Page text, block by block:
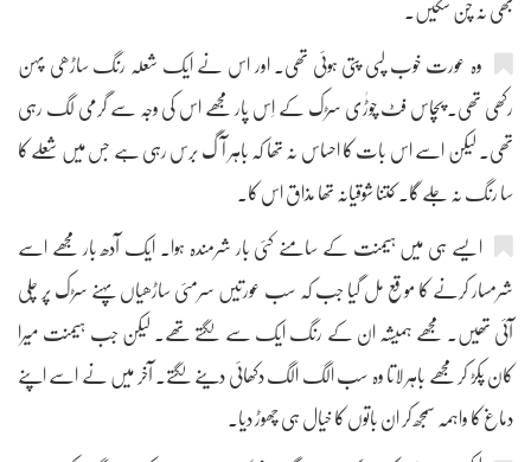
بھی نہ چن سکیں۔
وہ عورت خوب لپی پتی ہوئی تھی۔ اور اس نے ایک شعلہ رنگ ساڑھی پہن
رکھی تھی۔ پچاس فٹ چوڑٰی سڑک کے اِس پار مجھے اس کی وجہ سے گرمی لگ رہی
تھی۔ لیکن اسے اس بات کا احساس نہ تھا کہ باہر آگ برس رہی ہے جس میں شعلے کا
سا رنگ نہ جلے گا۔ کتنا شوقیانہ تھا مذاق اس کا۔
ایسے ہی میں ہیمنت کے سامنے کئی بار شرمندہ ہوا۔ ایک آدھ بار مجھے اسے
شرمسار کرنے کا موقع مل گیا جب کہ سب عورتیں سرمئی ساڑھیاں پہنے سڑک پر چلی
آئی تھیں۔ مجھے ہمیشہ ان کے رنگ ایک سے لگتے تھے۔ لیکن جب ہیمنت میرا
کان پکڑ کر مجھے باہر لاتا وہ سب الگ الگ دکھائی دینے لگتے۔ آخر میں نے اسے اپنے
دماغ کا واہمہ سمجھ کر ان باتوں کا خیال ہی چھوڑ دیا۔